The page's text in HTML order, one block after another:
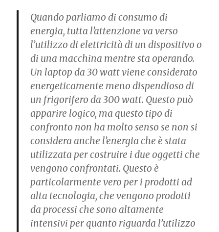
Quando parliamo di consumo di
energia, tutta l’attenzione va verso
l’utilizzo di elettricità di un dispositivo o
di una macchina mentre sta operando.
Un laptop da 30 watt viene considerato
energeticamente meno dispendioso di
un frigorifero da 300 watt. Questo può
apparire logico, ma questo tipo di
confronto non ha molto senso se non si
considera anche l’energia che è stata
utilizzata per costruire i due oggetti che
vengono confrontati. Questo è
particolarmente vero per i prodotti ad
alta tecnologia, che vengono prodotti
da processi che sono altamente
intensivi per quanto riguarda l’utilizzo